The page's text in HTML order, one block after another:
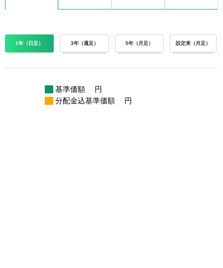
1年（日足） 3年（週足） 5年（月足） 設定来（月足）
基準価額
円
分配金込基準価額
円